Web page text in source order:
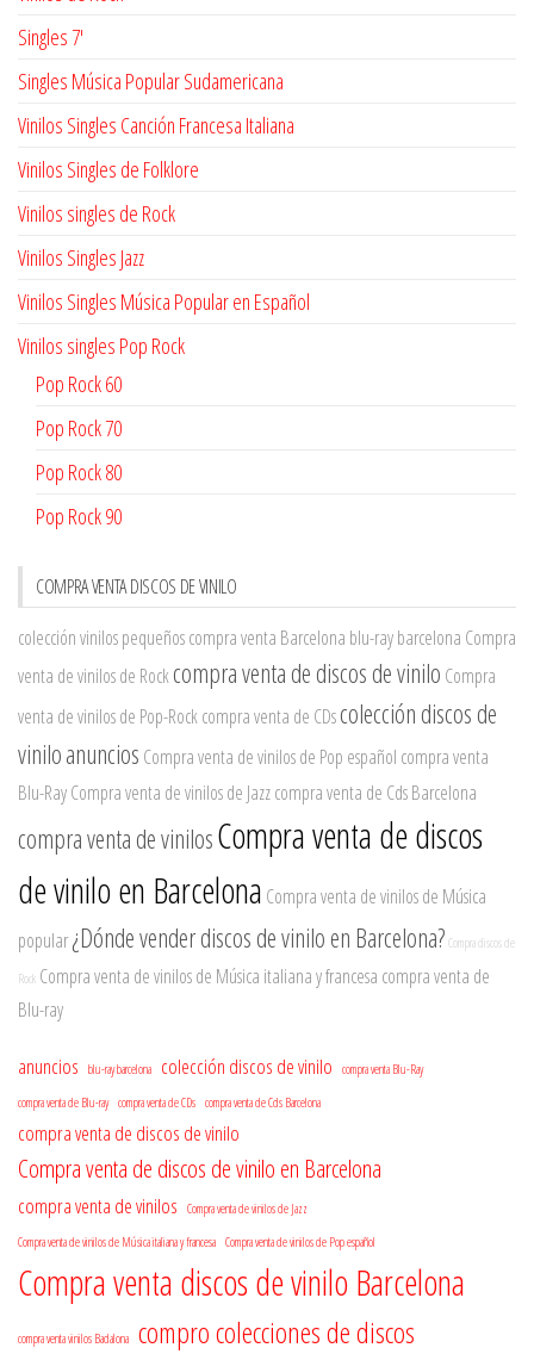
Singles 7'
Singles Música Popular Sudamericana
Vinilos Singles Canción Francesa Italiana
Vinilos Singles de Folklore
Vinilos singles de Rock
Vinilos Singles Jazz
Vinilos Singles Música Popular en Español
Vinilos singles Pop Rock
Pop Rock 60
Pop Rock 70
Pop Rock 80
Pop Rock 90
COMPRA VENTA DISCOS DE VINILO
colección vinilos pequeñoscompra venta Barcelona blu-ray barcelona Compra
venta de vinilos de Rockcompra venta de discos de vinilo Compra
venta de vinilos de Pop-Rockcompra venta de CDscolección discos de
viniloanuncios Compra venta de vinilos de Pop español compra venta
Blu-RayCompra venta de vinilos de Jazzcompra venta de Cds Barcelona
compra venta de vinilosCompra venta de discos
de vinilo en Barcelona Compra venta de vinilos de Música
popular¿Dónde vender discos de vinilo en Barcelona? Compra discos de
Rock Compra venta de vinilos de Música italiana y francesa compra venta de
Blu-ray
anuncios blu-ray barcelona colección discos de vinilo
compra venta Blu-Ray
compra venta de Blu-ray compra venta de CDs compra venta de Cds Barcelona
compra venta de discos de vinilo
Compra venta de discos de vinilo en Barcelona
compra venta de vinilos
Compra venta de vinilos de Jazz
Compra venta de vinilos de Música italiana y francesa Compra venta de vinilos de Pop español
Compra venta discos de vinilo Barcelona
compra venta vinilos Badalona compro colecciones de discos